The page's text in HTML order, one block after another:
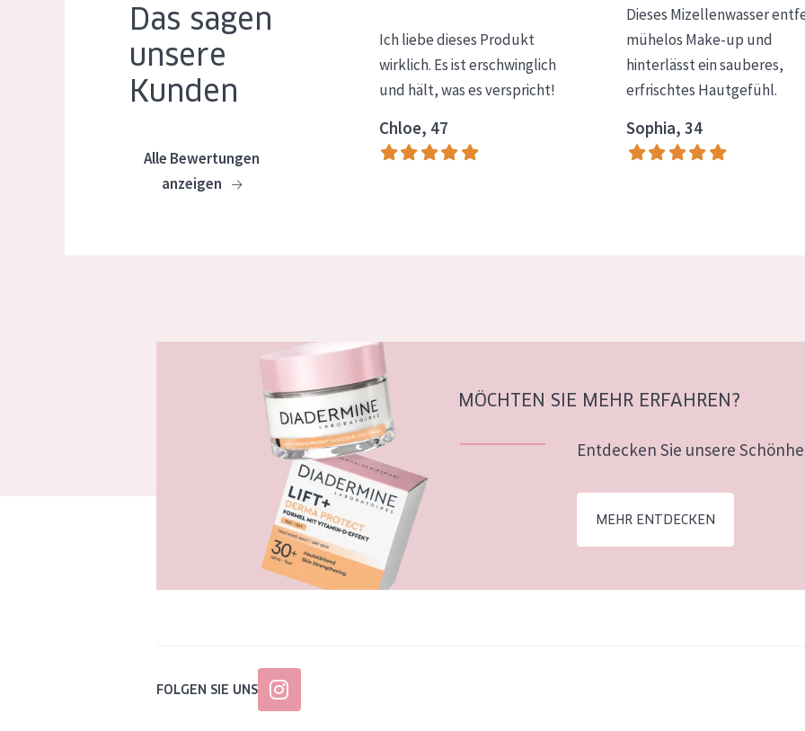
Das sagen
unsere
Kunden
Alle Bewertungen
anzeigen
Ich liebe dieses Produkt
wirklich. Es ist erschwinglich
und hält, was es verspricht!
Chloe, 47
Dieses Mizellenwasser
mühelos Make-up und
hinterlässt ein sauberes,
erfrischtes Hautgefühl.
Sophia, 34
MÖCHTEN SIE MEHR ERFAHREN?
Entdecken Sie unsere
MEHR ENTDECKEN
FOLGEN SIE UNS